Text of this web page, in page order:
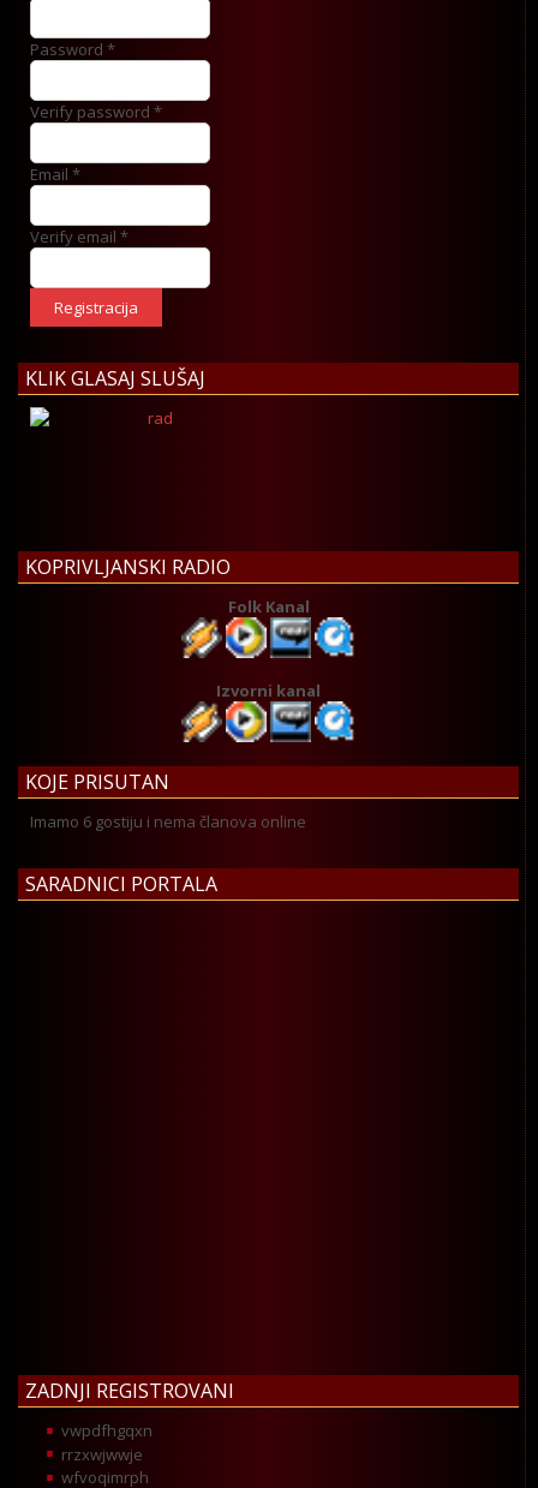
Password *
Verify password *
Email *
Verify email *
Registracija
KLIK GLASAJ SLUŠAJ
KOPRIVLJANSKI RADIO
Folk Kanal
Izvorni kanal
KOJE PRISUTAN
Imamo 6 gostiju i nema članova online
SARADNICI PORTALA
ZADNJI REGISTROVANI
vwpdfhgqxn
rrzxwjwwje
wfvoqimrph